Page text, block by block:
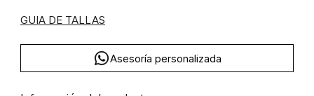
GUIA DE TALLAS
Asesoría personalizada